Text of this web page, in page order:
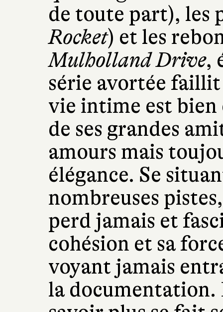
de toute part), les
Rocket) et les
Mulholland Drive,
série avortée
vie intime est
de ses grandes
amours mais
élégance. Se
nombreuses
perd jamais et
cohésion et sa
voyant jamais
la documentation.